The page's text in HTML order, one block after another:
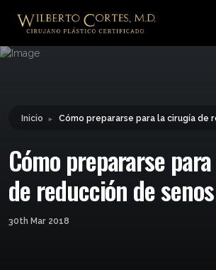
Leyendo: Cómo prepararse para la
cirugía de reducción de
Inicio ► Cómo prepararse para la cirugía de
Cómo prepararse
de reducción de senos
30th Mar 2018